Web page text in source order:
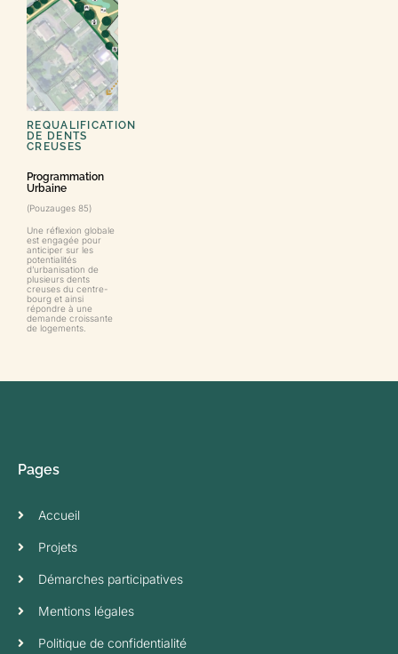
REQUALIFICATION
DE DENTS
CREUSES
Programmation
Urbaine
(Pouzauges 85)
Une réflexion globale
est engagée pour
anticiper sur les
potentialités
d’urbanisation de
plusieurs dents
creuses du centre-
bourg et ainsi
répondre à une
demande croissante
de logements.
Pages
Accueil
Projets
Démarches participatives
Mentions légales
Politique de confidentialité